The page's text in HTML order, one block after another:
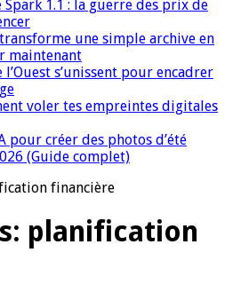
Spark 1.1 : la guerre des prix de
une simple archive en
maintenant
s’unissent pour encadrer
voler tes empreintes digitales
pour créer des photos d’été
(Guide complet)
financière
planification